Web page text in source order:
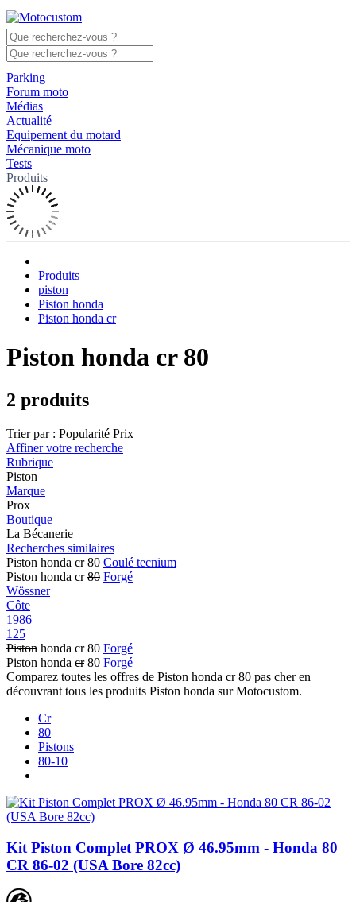
Parking
Forum moto
Médias
Actualité
Equipement du motard
Mécanique moto
Tests
Produits
Produits
piston
Piston honda
Piston honda cr
Piston honda cr 80
2 produits
Trier par : Popularité Prix
Affiner votre recherche
Rubrique
Piston
Marque
Prox
Boutique
La Bécanerie
Recherches similaires
Piston honda cr 80 Coulé tecnium
Piston honda cr80 Forgé
Wössner
Côte
1986
125
Piston honda cr 80 Forgé
Piston honda cr80 Forgé
Comparez toutes les offres de Piston honda cr 80 pas cher en
découvrant tous les produits Piston honda sur Motocustom.
Cr
80
Pistons
80-10
Kit Piston Complet PROX Ø 46.95mm - Honda 80
CR 86-02 (USA Bore 82cc)